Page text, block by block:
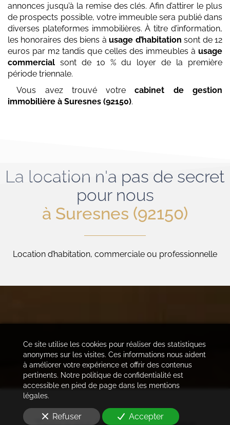
annonces jusqu’à la remise des clés. Afin d’attirer le plus
de prospects possible, votre immeuble sera publié dans
diverses plateformes immobilières. À titre d’information,
les honoraires des biens àusage d’habitation sont de 12
euros par m2 tandis que celles des immeubles à usage
commercial sont de 10 % du loyer de la première
période triennale.
Vous avez trouvé votrecabinet de gestion
immobilière à Suresnes (92150).
La location n'a pas de secret
pour nous
à Suresnes (92150)
Location d’habitation, commerciale ou professionnelle
Ce site utilise les cookies pour réaliser des statistiques
anonymes sur les visites. Ces informations nous aident
à améliorer votre expérience et offrir des contenus
pertinents. Notre politique de confidentialité est
accessible en pied de page dans les mentions
légales.
Refuser Accepter